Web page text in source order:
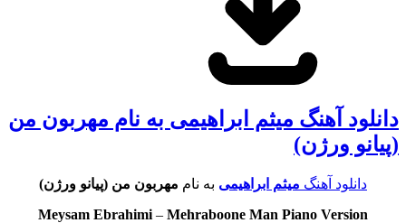
دانلود آهنگ میثم ابراهیمی به نام مهربون من
(پیانو ورژن)
دانلود آهنگ میثم ابراهیمی به نام مهربون من (پیانو ورژن)
Meysam Ebrahimi – Mehraboone Man Piano Version